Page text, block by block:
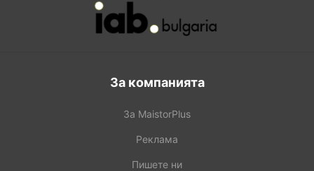
За компанията
За MaistorPlus
Реклама
Пишете ни